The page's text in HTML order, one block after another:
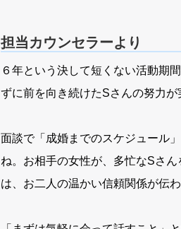
担当カウンセラーより
６年という決して短くない活動期
ずに前を向き続けたSさんの努力が
面談で「成婚までのスケジュール
ね。お相手の女性が、多忙なSさ
は、お二人の温かい信頼関係が伝